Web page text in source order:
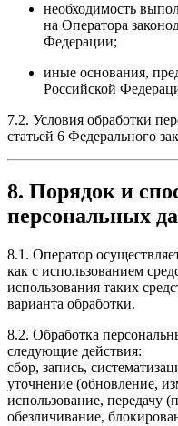
необходимость
на Оператора
Федерации;
иные основания,
Российской
7.2. Условия обработки
статьей 6 Федерального
8. Порядок и
персональных
8.1. Оператор
как с использованием
использования таких
варианта обработки.
8.2. Обработка
следующие действия:
сбор, запись,
уточнение (обновление,
использование, передачу
обезличивание,